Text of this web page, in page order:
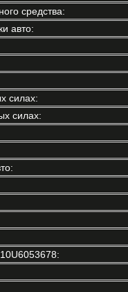
средства:
авто:
силах:
силах: